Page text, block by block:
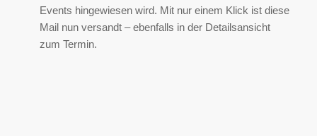
Events hingewiesen wird. Mit nur einem Klick ist diese
Mail nun versandt – ebenfalls in der Detailsansicht
zum Termin.